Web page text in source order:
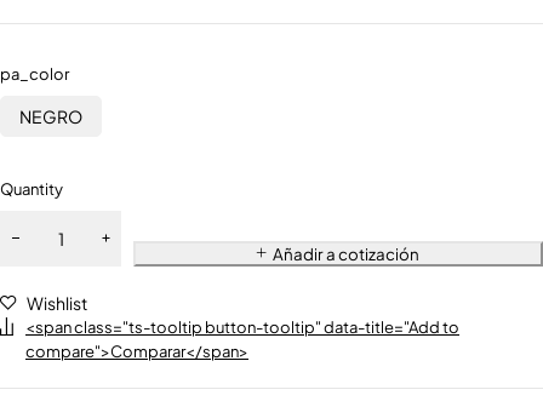
pa_color
NEGRO
Quantity
Añadir a cotización
Wishlist
<span class="ts-tooltip button-tooltip" data-title="Add to
compare">Comparar</span>